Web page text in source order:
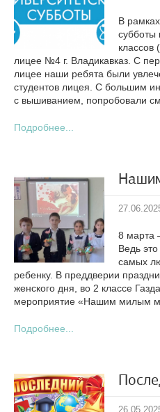
В
классов
лицее №4 г. Владикавказ. С
лицее наши ребята были
студентов лицея. С большим
с вышиванием, попробовали
Подробнее...
8 марта
Ведь
самых
ребенку. В преддверии
женского дня, во 2 классе
мероприятие «Нашим милым
Подробнее...